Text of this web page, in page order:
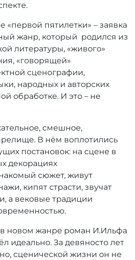
«первой пятилетки» – заявка
жанр, который родился из
литературы, «живого»
«говорящей»
сценографии,
народных и авторских
обработке. И это – не
смешное,
В нём воплотились
постановок: на сцене в
декорациях
сюжет, живут
кипят страсти, звучат
а вековые традиции
новом жанре роман И.Ильфа
идеально. За девяносто лет
сценической жизни он не